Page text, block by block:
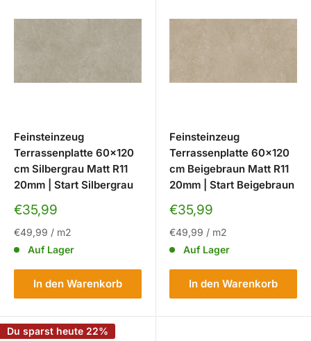
Feinsteinzeug
Terrassenplatte 60x120
cm Silbergrau Matt R11
20mm | Start Silbergrau
Sonderpreis
€35,99
€49,99 / m2
Auf Lager
In den Warenkorb
Feinsteinzeug
Terrassenplatte 60x120
cm Beigebraun Matt R11
20mm | Start Beigebraun
Sonderpreis
€35,99
€49,99 / m2
Auf Lager
In den Warenkorb
Du sparst heute 22%